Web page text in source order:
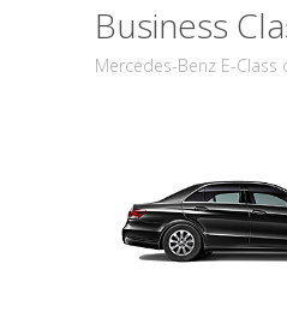
Business
Mercedes-Benz E-Class